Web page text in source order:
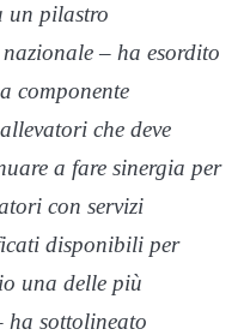
un pilastro
nazionale– ha esordito
componente
che deve
a fare sinergia per
con servizi
disponibili per
una delle più
ha sottolineato